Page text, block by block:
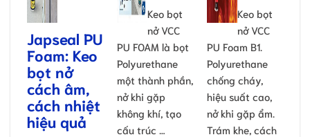
Japseal PU
Foam: Keo
bọt nở
cách âm,
cách nhiệt
hiệu quả
Keo bọt
nở VCC
PU FOAM là bọt
Polyurethane
một thành phần,
nở khi gặp
không khí, tạo
cấu trúc …
Keo bọt
nở VCC
PU Foam B1.
Polyurethane
chống cháy,
hiệu suất cao,
nở khi gặp ẩm.
Trám khe, cách